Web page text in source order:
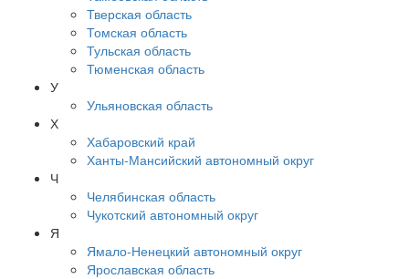
Тверская область
Томская область
Тульская область
Тюменская область
У
Ульяновская область
Х
Хабаровский край
Ханты-Мансийский автономный округ
Ч
Челябинская область
Чукотский автономный округ
Я
Ямало-Ненецкий автономный округ
Ярославская область